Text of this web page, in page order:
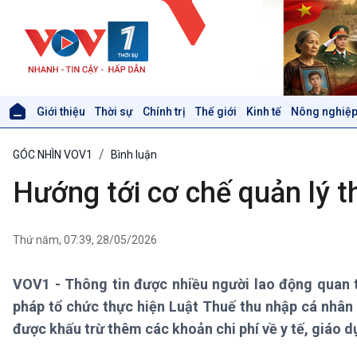
Giới thiệu Thời sự Chính trị Thế giới Kinh tế Nông
Thời sự 12h
Thời sự 18h
Xã hội
Khoa học & Công nghệ
GÓC NHÌN VOV1 Bình luận
Hướng tới cơ chế quản lý
Thứ năm, 07:39, 28/05/2026
VOV1 - Thông tin được nhiều người lao động
pháp tổ chức thực hiện Luật Thuế thu nhập cá
được khấu trừ thêm các khoản chi phí về y tế, giáo